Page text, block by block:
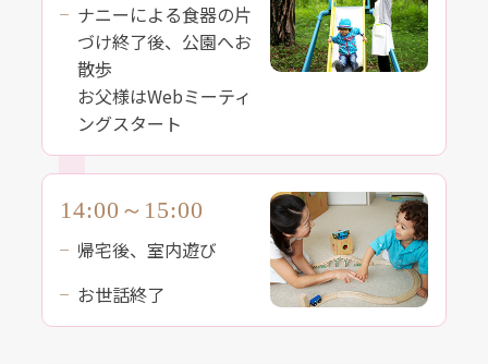
ナニーによる食器の片
づけ終了後、公園へお
散歩
お父様はWebミーティ
ングスタート
14:00～15:00
帰宅後、室内遊び
お世話終了